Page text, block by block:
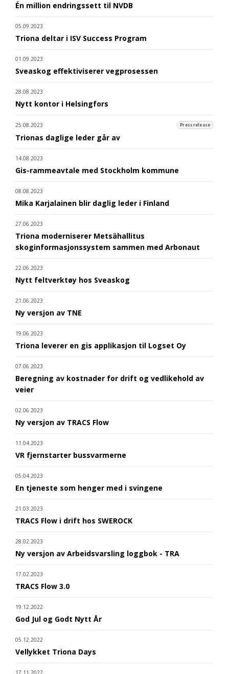
Én million endringssett til NVDB
05.09.2023
Triona deltar i ISV Success Program
01.09.2023
Sveaskog effektiviserer vegprosessen
28.08.2023
Nytt kontor i Helsingfors
25.08.2023 Pressrelease
Trionas daglige leder går av
14.08.2023
Gis-rammeavtale med Stockholm kommune
08.08.2023
Mika Karjalainen blir daglig leder i Finland
27.06.2023
Triona moderniserer Metsähallitus
skoginformasjonssystem sammen med Arbonaut
22.06.2023
Nytt feltverktøy hos Sveaskog
21.06.2023
Ny versjon av TNE
19.06.2023
Triona leverer en gis applikasjon til Logset Oy
07.06.2023
Beregning av kostnader for drift og vedlikehold av
veier
02.06.2023
Ny versjon av TRACS Flow
11.04.2023
VR fjernstarter bussvarmerne
05.04.2023
En tjeneste som henger med i svingene
21.03.2023
TRACS Flow i drift hos SWEROCK
28.02.2023
Ny versjon av Arbeidsvarsling loggbok - TRA
17.02.2023
TRACS Flow 3.0
19.12.2022
God Jul og Godt Nytt År
05.12.2022
Vellykket Triona Days
17.11.2022